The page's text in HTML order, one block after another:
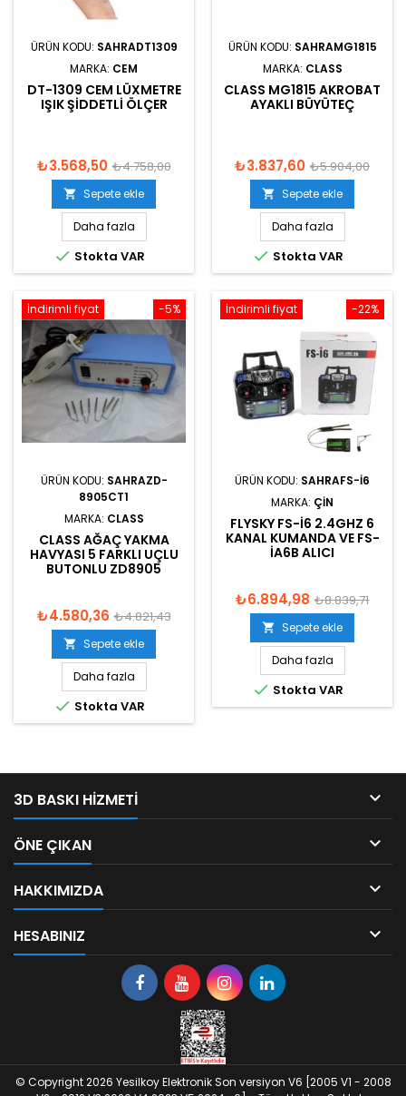
ÜRÜN KODU: SAHRADT1309
MARKA: CEM
DT-1309 CEM LÜXMETRE
IŞIK ŞIDDETLI ÖLÇER
₺3.568,50 ₺4.758,00
 Sepete ekle
Daha fazla
 Stokta VAR
ÜRÜN KODU: SAHRAMG1815
MARKA: CLASS
CLASS MG1815 AKROBAT
AYAKLI BÜYÜTEÇ
₺3.837,60 ₺5.904,00
 Sepete ekle
Daha fazla
 Stokta VAR
-5%
İndirimli fiyat
ÜRÜN KODU: SAHRAZD-
8905CT1
MARKA: CLASS
CLASS AĞAÇ YAKMA
HAVYASI 5 FARKLI UÇLU
BUTONLU ZD8905
₺4.580,36 ₺4.821,43
 Sepete ekle
Daha fazla
 Stokta VAR
-22%
İndirimli fiyat
ÜRÜN KODU: SAHRAFS-I6
MARKA: ÇIN
FLYSKY FS-I6 2.4GHZ 6
KANAL KUMANDA VE FS-
IA6B ALICI
₺6.894,98 ₺8.839,71
 Sepete ekle
Daha fazla
 Stokta VAR
3D BASKI HIZMETI 
ÖNE ÇIKAN 
HAKKIMIZDA 
HESABINIZ 
© Copyright 2026 Yesilkoy Elektronik Son versiyon V6 [2005 V1 - 2008